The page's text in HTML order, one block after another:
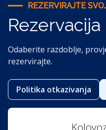
REZERVIRAJTE
Odaberite razdoblje,
rezervirajte.
Politika otkazivanja